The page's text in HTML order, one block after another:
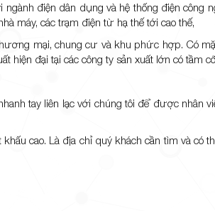
điện dân dụng và hệ thống điện công
máy, các trạm điện từ hạ thế tới cao thế,
mại, chung cư và khu phức hợp. Có
hiện đại tại các công ty sản xuất lớn có tầm
tay liên lạc với chúng tôi để được nhân
cao. Là địa chỉ quý khách cần tìm và có